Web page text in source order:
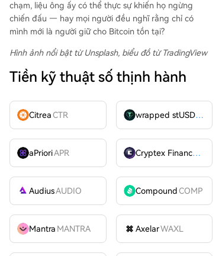
chạm, liệu ông ấy có thể thực sự khiến họ ngừng
chiến đấu — hay mọi người đều nghĩ rằng chỉ có
mình mới là người giữ cho Bitcoin tồn tại?
Hình ảnh nổi bật từ Unsplash, biểu đồ từ TradingView
Tiền kỹ thuật số thịnh hành
CitreaCTR wrapped stUSDT
aPrioriAPR Cryptex FinanceCTX
AudiusAUDIO CompoundCOMP
Mantra MANTRA AxelarWAXL